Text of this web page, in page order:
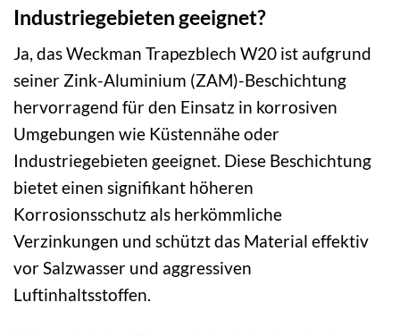
Industriegebieten geeignet?
Ja, das Weckman Trapezblech W20 ist aufgrund
seiner Zink-Aluminium (ZAM)-Beschichtung
hervorragend für den Einsatz in korrosiven
Umgebungen wie Küstennähe oder
Industriegebieten geeignet. Diese Beschichtung
bietet einen signifikant höheren
Korrosionsschutz als herkömmliche
Verzinkungen und schützt das Material effektiv
vor Salzwasser und aggressiven
Luftinhaltsstoffen.